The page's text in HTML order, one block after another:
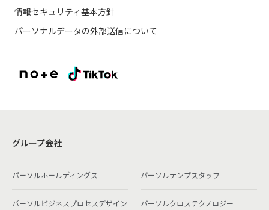
情報セキュリティ基本方針
パーソナルデータの外部送信について
グループ会社
パーソルホールディングス パーソルテンプスタッフ
パーソルビジネスプロセスデザイン パーソルクロステクノロジー